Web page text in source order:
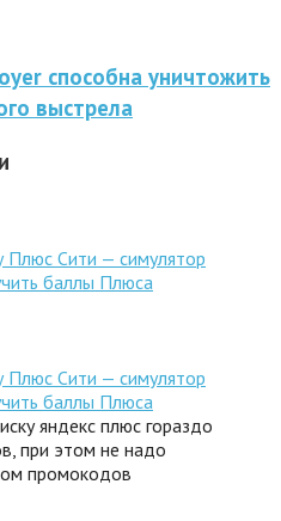
способна уничтожить
выстрела
Плюс Сити — симулятор
баллы Плюса
Плюс Сити — симулятор
баллы Плюса
яндекс плюс гораздо
при этом не надо
промокодов